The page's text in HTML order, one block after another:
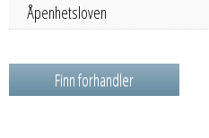
Åpenhetsloven
Finn forhandler